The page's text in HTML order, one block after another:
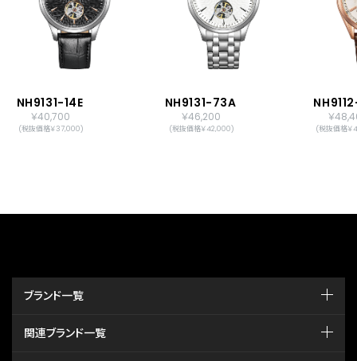
NH9131-14E
￥40,700
(税抜価格￥37,000)
NH9131-73A
￥46,200
(税抜価格￥42,000)
￥
(税抜価格
ブランド一覧
関連ブランド一覧